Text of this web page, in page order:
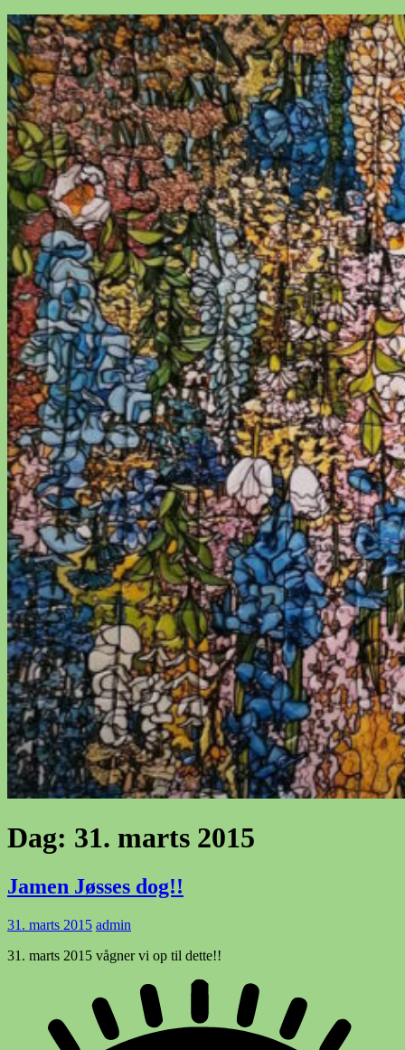
Dag: 31. marts 2015
Jamen Jøsses dog!!
31. marts 2015 admin
31. marts 2015 vågner vi op til dette!!